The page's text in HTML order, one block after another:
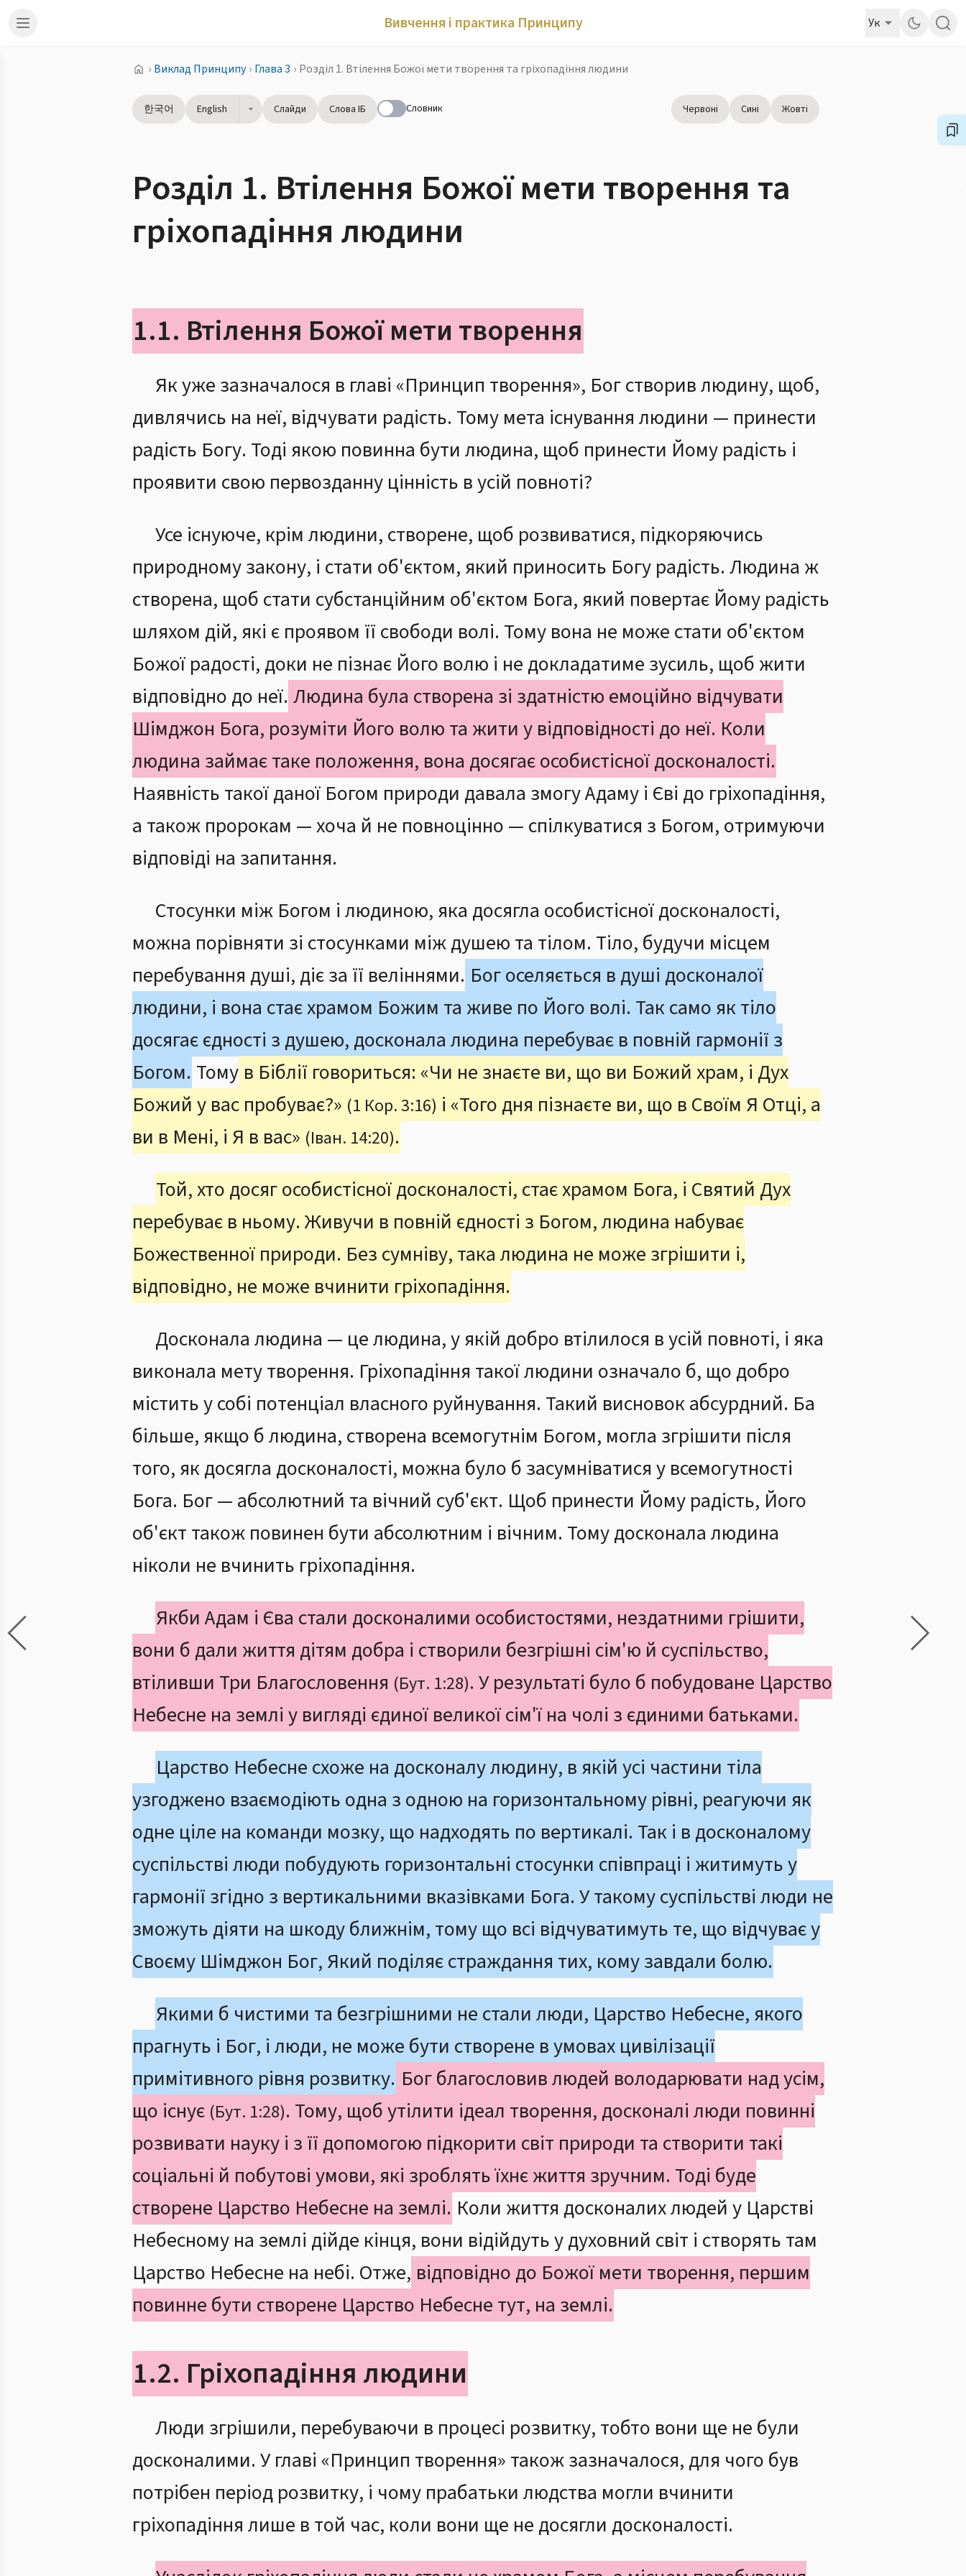
Вивчення і практика Принципу Ук
› Виклад Принципу › Глава 3 › Розділ 1. Втілення Божої мети творення та гріхопадіння людини
한국어 English Слайди Слова ІБ Словник Червоні Сині Жовті
Розділ 1. Втілення Божої мети творення та
гріхопадіння людини
1.1. Втілення Божої мети творення
Як уже зазначалося в главі «Принцип творення», Бог створив людину, щоб,
дивлячись на неї, відчувати радість. Тому мета існування людини — принести
радість Богу. Тоді якою повинна бути людина, щоб принести Йому радість і
проявити свою первозданну цінність в усій повноті?
Усе існуюче, крім людини, створене, щоб розвиватися, підкоряючись
природному закону, і стати об'єктом, який приносить Богу радість. Людина ж
створена, щоб стати субстанційним об'єктом Бога, який повертає Йому радість
шляхом дій, які є проявом її свободи волі. Тому вона не може стати об'єктом
Божої радості, доки не пізнає Його волю і не докладатиме зусиль, щоб жити
відповідно до неї. Людина була створена зі здатністю емоційно відчувати
Шімджон Бога, розуміти Його волю та жити у відповідності до неї. Коли
людина займає таке положення, вона досягає особистісної досконалості.
Наявність такої даної Богом природи давала змогу Адаму і Єві до гріхопадіння,
а також пророкам — хоча й не повноцінно — спілкуватися з Богом, отримуючи
відповіді на запитання.
Стосунки між Богом і людиною, яка досягла особистісної досконалості,
можна порівняти зі стосунками між душею та тілом. Тіло, будучи місцем
перебування душі, діє за її веліннями. Бог оселяється в душі досконалої
людини, і вона стає храмом Божим та живе по Його волі. Так само як тіло
досягає єдності з душею, досконала людина перебуває в повній гармонії з
Богом. Тому в Біблії говориться: «Чи не знаєте ви, що ви Божий храм, і Дух
Божий у вас пробуває?» (1 Кор. 3:16) і «Того дня пізнаєте ви, що в Своїм Я Отці, а
ви в Мені, і Я в вас» (Іван. 14:20).
Той, хто досяг особистісної досконалості, стає храмом Бога, і Святий Дух
перебуває в ньому. Живучи в повній єдності з Богом, людина набуває
Божественної природи. Без сумніву, така людина не може згрішити і,
відповідно, не може вчинити гріхопадіння.
Досконала людина — це людина, у якій добро втілилося в усій повноті, і яка
виконала мету творення. Гріхопадіння такої людини означало б, що добро
містить у собі потенціал власного руйнування. Такий висновок абсурдний. Ба
більше, якщо б людина, створена всемогутнім Богом, могла згрішити після
того, як досягла досконалості, можна було б засумніватися у всемогутності
Бога. Бог — абсолютний та вічний суб'єкт. Щоб принести Йому радість, Його
об'єкт також повинен бути абсолютним і вічним. Тому досконала людина
ніколи не вчинить гріхопадіння.
Якби Адам і Єва стали досконалими особистостями, нездатними грішити,
вони б дали життя дітям добра і створили безгрішні сім'ю й суспільство,
втіливши Три Благословення (Бут. 1:28). У результаті було б побудоване Царство
Небесне на землі у вигляді єдиної великої сім'ї на чолі з єдиними батьками.
Царство Небесне схоже на досконалу людину, в якій усі частини тіла
узгоджено взаємодіють одна з одною на горизонтальному рівні, реагуючи як
одне ціле на команди мозку, що надходять по вертикалі. Так і в досконалому
суспільстві люди побудують горизонтальні стосунки співпраці і житимуть у
гармонії згідно з вертикальними вказівками Бога. У такому суспільстві люди не
зможуть діяти на шкоду ближнім, тому що всі відчуватимуть те, що відчуває у
Своєму Шімджон Бог, Який поділяє страждання тих, кому завдали болю.
Якими б чистими та безгрішними не стали люди, Царство Небесне, якого
прагнуть і Бог, і люди, не може бути створене в умовах цивілізації
примітивного рівня розвитку. Бог благословив людей володарювати над усім,
що існує (Бут. 1:28). Тому, щоб утілити ідеал творення, досконалі люди повинні
розвивати науку і з її допомогою підкорити світ природи та створити такі
соціальні й побутові умови, які зроблять їхнє життя зручним. Тоді буде
створене Царство Небесне на землі. Коли життя досконалих людей у Царстві
Небесному на землі дійде кінця, вони відійдуть у духовний світ і створять там
Царство Небесне на небі. Отже, відповідно до Божої мети творення, першим
повинне бути створене Царство Небесне тут, на землі.
1.2. Гріхопадіння людини
Люди згрішили, перебуваючи в процесі розвитку, тобто вони ще не були
досконалими. У главі «Принцип творення» також зазначалося, для чого був
потрібен період розвитку, і чому прабатьки людства могли вчинити
гріхопадіння лише в той час, коли вони ще не досягли досконалості.